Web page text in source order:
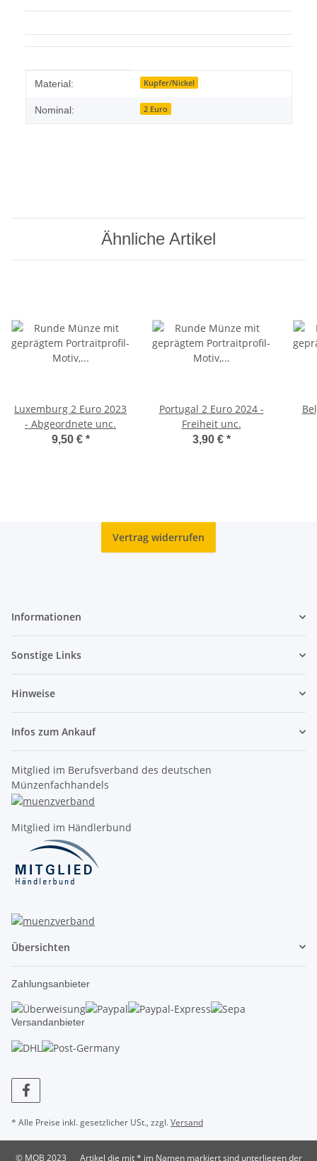
Produkteigenschaft
Wert
Material: Kupfer/Nickel
Nominal: 2 Euro
Ähnliche Artikel
Luxemburg 2 Euro 2023
- Abgeordnete unc.
9,50 € *
Portugal 2 Euro 2024 -
Freiheit unc.
3,90 € *
Vertrag widerrufen
Informationen
Sonstige Links
Hinweise
Infos zum Ankauf
Mitglied im Berufsverband des deutschen
Münzenfachhandels
Mitglied im Händlerbund
Übersichten
Zahlungsanbieter
Versandanbieter
* Alle Preise inkl. gesetzlicher USt., zzgl.Versand
© MOB 2023 Artikel die mit * im Namen markiert sind unterliegen der